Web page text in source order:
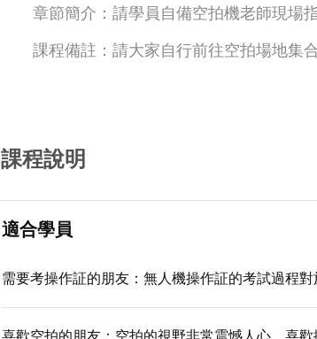
章節簡介： 請學員自備空拍機老師現場
課程備註： 請大家自行前往空拍場地集
課程說明
適合學員
需要考操作証的朋友：無人機操作証的考試過程